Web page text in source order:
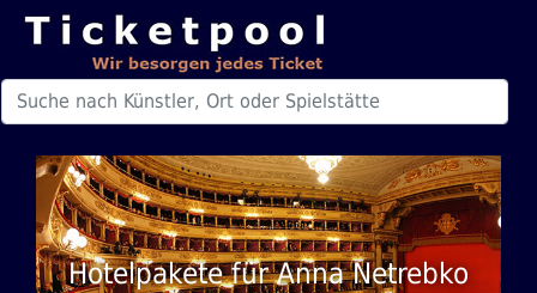
Hotelpakete für Anna Netrebko